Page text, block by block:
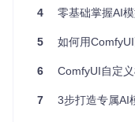
2.2 微调四步工作流
graph TD
A[数据准备] --
B --> C[训练执
C --> D[结果验
E -->|是| F[模
4 零基础掌握AI模
5 如何用ComfyUI
6 ComfyUI自定义模
7 3步打造专属AI